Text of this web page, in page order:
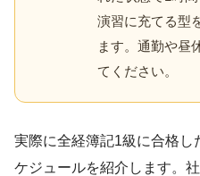
演習に充てる型
ます。通勤や昼
てください。
実際に全経簿記1級に合格し
ケジュールを紹介します。